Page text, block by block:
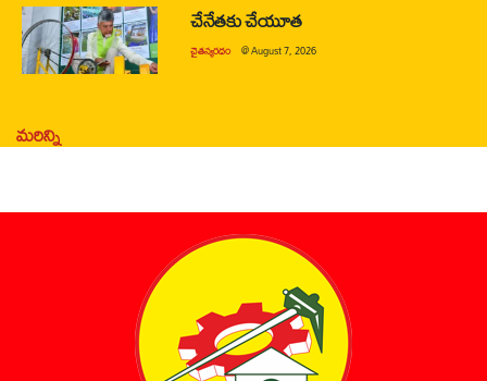
చేనేతకు చేయూత
చైతన్యరధం @August 7, 2026
మరిన్ని